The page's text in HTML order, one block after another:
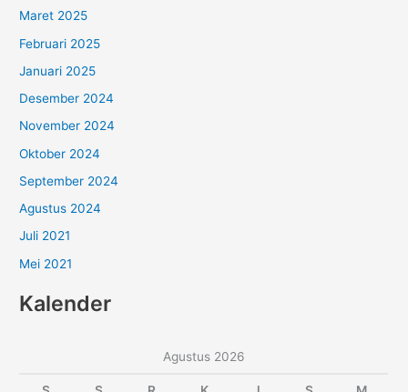
Maret 2025
Februari 2025
Januari 2025
Desember 2024
November 2024
Oktober 2024
September 2024
Agustus 2024
Juli 2021
Mei 2021
Kalender
Agustus 2026